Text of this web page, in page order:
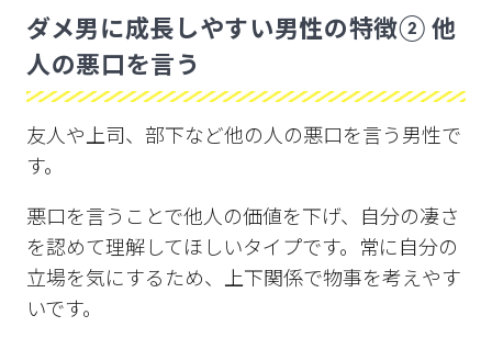
ダメ男に成長しやすい男性の特徴② 他
人の悪口を言う
友人や上司、部下など他の人の悪口を言う男性で
す。
悪口を言うことで他人の価値を下げ、自分の凄さ
を認めて理解してほしいタイプです。常に自分の
立場を気にするため、上下関係で物事を考えやす
いです。